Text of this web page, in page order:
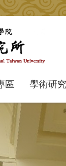
區 學術研究